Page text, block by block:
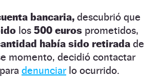
bancaria, descubrió que
los 500 euros prometidos,
había sido retirada de
momento, decidió contactar
para denunciar lo ocurrido.